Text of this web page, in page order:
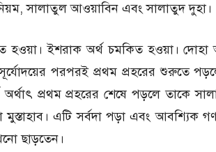
সালাতুল আওয়াবিন এবং সালাতুদ দুহা।
হওয়া। ইশরাক অর্থ চমকিত হওয়া। দোহা
পরপরই প্রথম প্রহরের শুরুতে
অর্থাৎ প্রথম প্রহরের শেষে পড়লে তাকে
মুস্তাহাব। এটি সর্বদা পড়া এবং আবশ্যিক
ছাড়তেন।